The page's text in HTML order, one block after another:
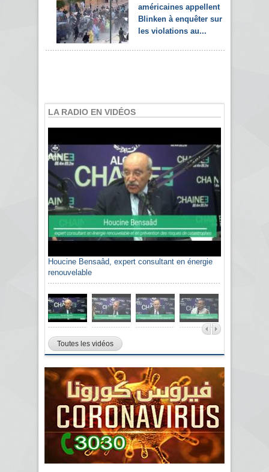
américaines appellent
Blinken à enquêter sur
les violations au...
LA RADIO EN VIDÉOS
Houcine Bensaâd, expert consultant en énergie
renouvelable
Toutes les vidéos